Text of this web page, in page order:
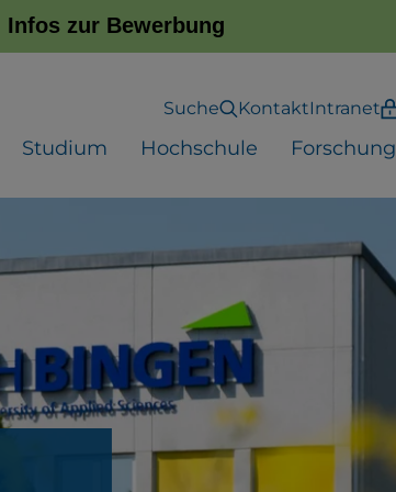
Infos zur Bewerbung
Suche KontaktIntranet
Studium Hochschule Forschung